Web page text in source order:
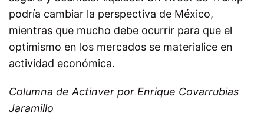
podría cambiar la perspectiva de México,
mientras que mucho debe ocurrir para que el
optimismo en los mercados se materialice en
actividad económica.
Columna de Actinver por Enrique Covarrubias
Jaramillo